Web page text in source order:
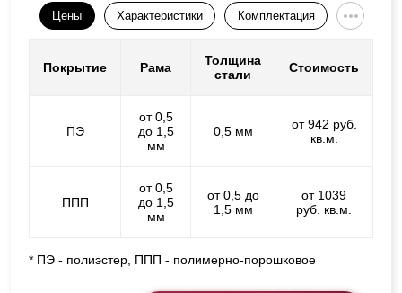
Цены Характеристики Комплектация
Покрытие Рама
Толщина
стали
Стоимость
ПЭ
от 0,5
до 1,5
мм
0,5 мм
от 942 руб.
кв.м.
ППП
от 0,5
до 1,5
мм
от 0,5 до
1,5 мм
от 1039
руб. кв.м.
* ПЭ - полиэстер, ППП - полимерно-порошковое